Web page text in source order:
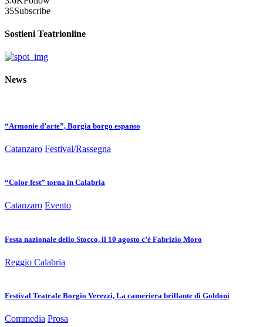
35Subscribe
Sostieni Teatrionline
News
“Armonie d’arte”, Borgia borgo espanso
Catanzaro Festival/Rassegna
“Color fest” torna in Calabria
Catanzaro Evento
Festa nazionale dello Stocco, il 10 agosto c’è Fabrizio Moro
Reggio Calabria
Festival Teatrale Borgio Verezzi, La cameriera brillante di Goldoni
Commedia Prosa